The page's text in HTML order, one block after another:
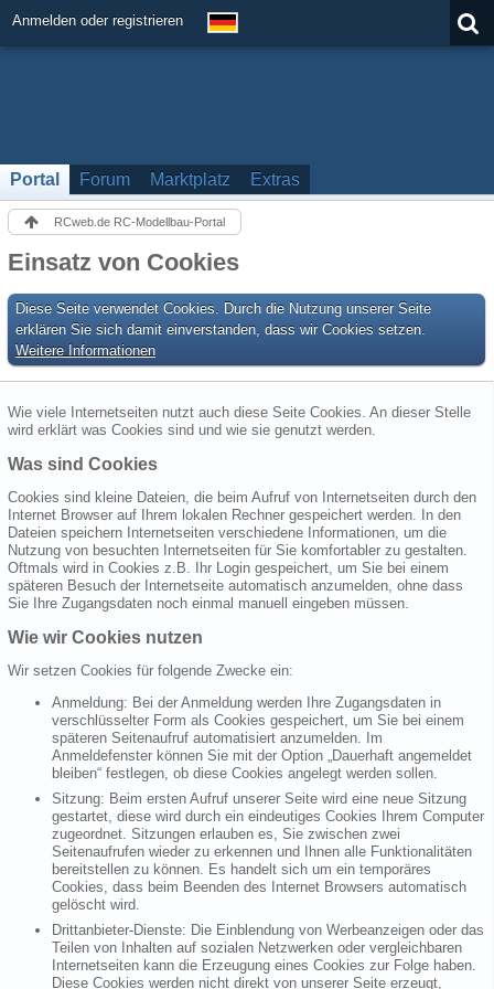
Anmelden oder registrieren
Portal Forum Marktplatz Extras
RCweb.de RC-Modellbau-Portal
Einsatz von Cookies
Diese Seite verwendet Cookies. Durch die Nutzung unserer Seite
erklären Sie sich damit einverstanden, dass wir Cookies setzen.
Weitere Informationen
Wie viele Internetseiten nutzt auch diese Seite Cookies. An dieser Stelle
wird erklärt was Cookies sind und wie sie genutzt werden.
Was sind Cookies
Cookies sind kleine Dateien, die beim Aufruf von Internetseiten durch den
Internet Browser auf Ihrem lokalen Rechner gespeichert werden. In den
Dateien speichern Internetseiten verschiedene Informationen, um die
Nutzung von besuchten Internetseiten für Sie komfortabler zu gestalten.
Oftmals wird in Cookies z.B. Ihr Login gespeichert, um Sie bei einem
späteren Besuch der Internetseite automatisch anzumelden, ohne dass
Sie Ihre Zugangsdaten noch einmal manuell eingeben müssen.
Wie wir Cookies nutzen
Wir setzen Cookies für folgende Zwecke ein:
Anmeldung: Bei der Anmeldung werden Ihre Zugangsdaten in
verschlüsselter Form als Cookies gespeichert, um Sie bei einem
späteren Seitenaufruf automatisiert anzumelden. Im
Anmeldefenster können Sie mit der Option „Dauerhaft angemeldet
bleiben“ festlegen, ob diese Cookies angelegt werden sollen.
Sitzung: Beim ersten Aufruf unserer Seite wird eine neue Sitzung
gestartet, diese wird durch ein eindeutiges Cookies Ihrem Computer
zugeordnet. Sitzungen erlauben es, Sie zwischen zwei
Seitenaufrufen wieder zu erkennen und Ihnen alle Funktionalitäten
bereitstellen zu können. Es handelt sich um ein temporäres
Cookies, dass beim Beenden des Internet Browsers automatisch
gelöscht wird.
Drittanbieter-Dienste: Die Einblendung von Werbeanzeigen oder das
Teilen von Inhalten auf sozialen Netzwerken oder vergleichbaren
Internetseiten kann die Erzeugung eines Cookies zur Folge haben.
Diese Cookies werden nicht direkt von unserer Seite erzeugt,